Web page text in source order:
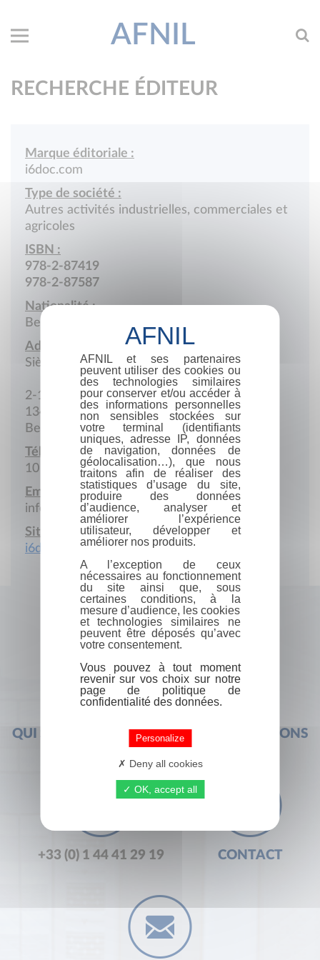
AFNIL
RECHERCHE ÉDITEUR
Marque éditoriale :
i6doc.com
Type de société :
Autres activités industrielles, commerciales et
agricoles
ISBN :
978-2-87419
978-2-87587
Nationalité :
Belgique
Adresse :
Siège social
2-14 Grande-rue
1348 Louvain-la-Neuve
Belgique
Téléphone :
10 45 30 97
Email :
info@ciaco.coop
Site Internet :
i6doc.com
QUI SOMMES-NOUS ?FOIRE AUX QUESTIONS
+33 (0) 1 44 41 29 19 CONTACT
AFNIL et ses partenaires
peuvent utiliser des cookies ou
des technologies similaires
pour conserver et/ou accéder à
des informations personnelles
non sensibles stockées sur
votre terminal (identifiants
uniques, adresse IP, données
de navigation, données de
géolocalisation…), que nous
traitons afin de réaliser des
statistiques d’usage du site,
produire des données
d’audience, analyser et
améliorer l’expérience
utilisateur, développer et
améliorer nos produits.
A l’exception de ceux
nécessaires au fonctionnement
du site ainsi que, sous
certaines conditions, à la
mesure d’audience, les cookies
et technologies similaires ne
peuvent être déposés qu’avec
votre consentement.
Vous pouvez à tout moment
revenir sur vos choix sur notre
page de politique de
confidentialité des données.
Personalize
Deny all cookies
OK, accept all